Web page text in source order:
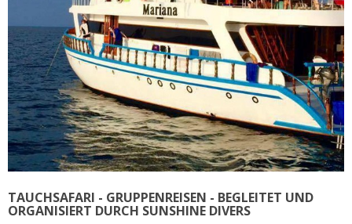
TAUCHSAFARI - GRUPPENREISEN - BEGLEITET UND
ORGANISIERT DURCH SUNSHINE DIVERS